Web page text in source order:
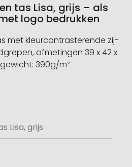
tas Lisa, grijs – als
logo bedrukken
met kleurcontrasterende zij-
afmetingen 39 x 42 x
390g/m²
Lisa, grijs